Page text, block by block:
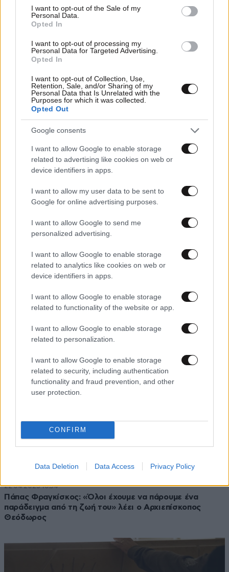
consent section.
I want to opt-out of the Sale of my
Personal Data.
Opted In
I want to opt-out of processing my
Personal Data for Targeted Advertising.
Opted In
I want to opt-out of Collection, Use,
Retention, Sale, and/or Sharing of my
Personal Data that Is Unrelated with the
Purposes for which it was collected.
Opted Out
Google consents
I want to allow Google to enable storage
related to advertising like cookies on web or
device identifiers in apps.
I want to allow my user data to be sent to
Google for online advertising purposes.
I want to allow Google to send me
personalized advertising.
I want to allow Google to enable storage
related to analytics like cookies on web or
device identifiers in apps.
I want to allow Google to enable storage
related to functionality of the website or app.
I want to allow Google to enable storage
related to personalization.
I want to allow Google to enable storage
related to security, including authentication
functionality and fraud prevention, and other
user protection.
CONFIRM
Data Deletion Data Access Privacy Policy
27·04·2025 14:50
Το τελευταίο «αντίο» στον πάπα Φραγκίσκο είπαν οι
26·04·2025 17:36
Μαρία Κορινθίου: Μεγάλωσα με τις παραδόσεις της
22·04·2025 16:54
Πάπας Φραγκίσκος: «Όλοι έχουμε να πάρουμε ένα
παράδειγμα από τη ζωή του» λέει ο Αρχιεπίσκοπος
Θεόδωρος